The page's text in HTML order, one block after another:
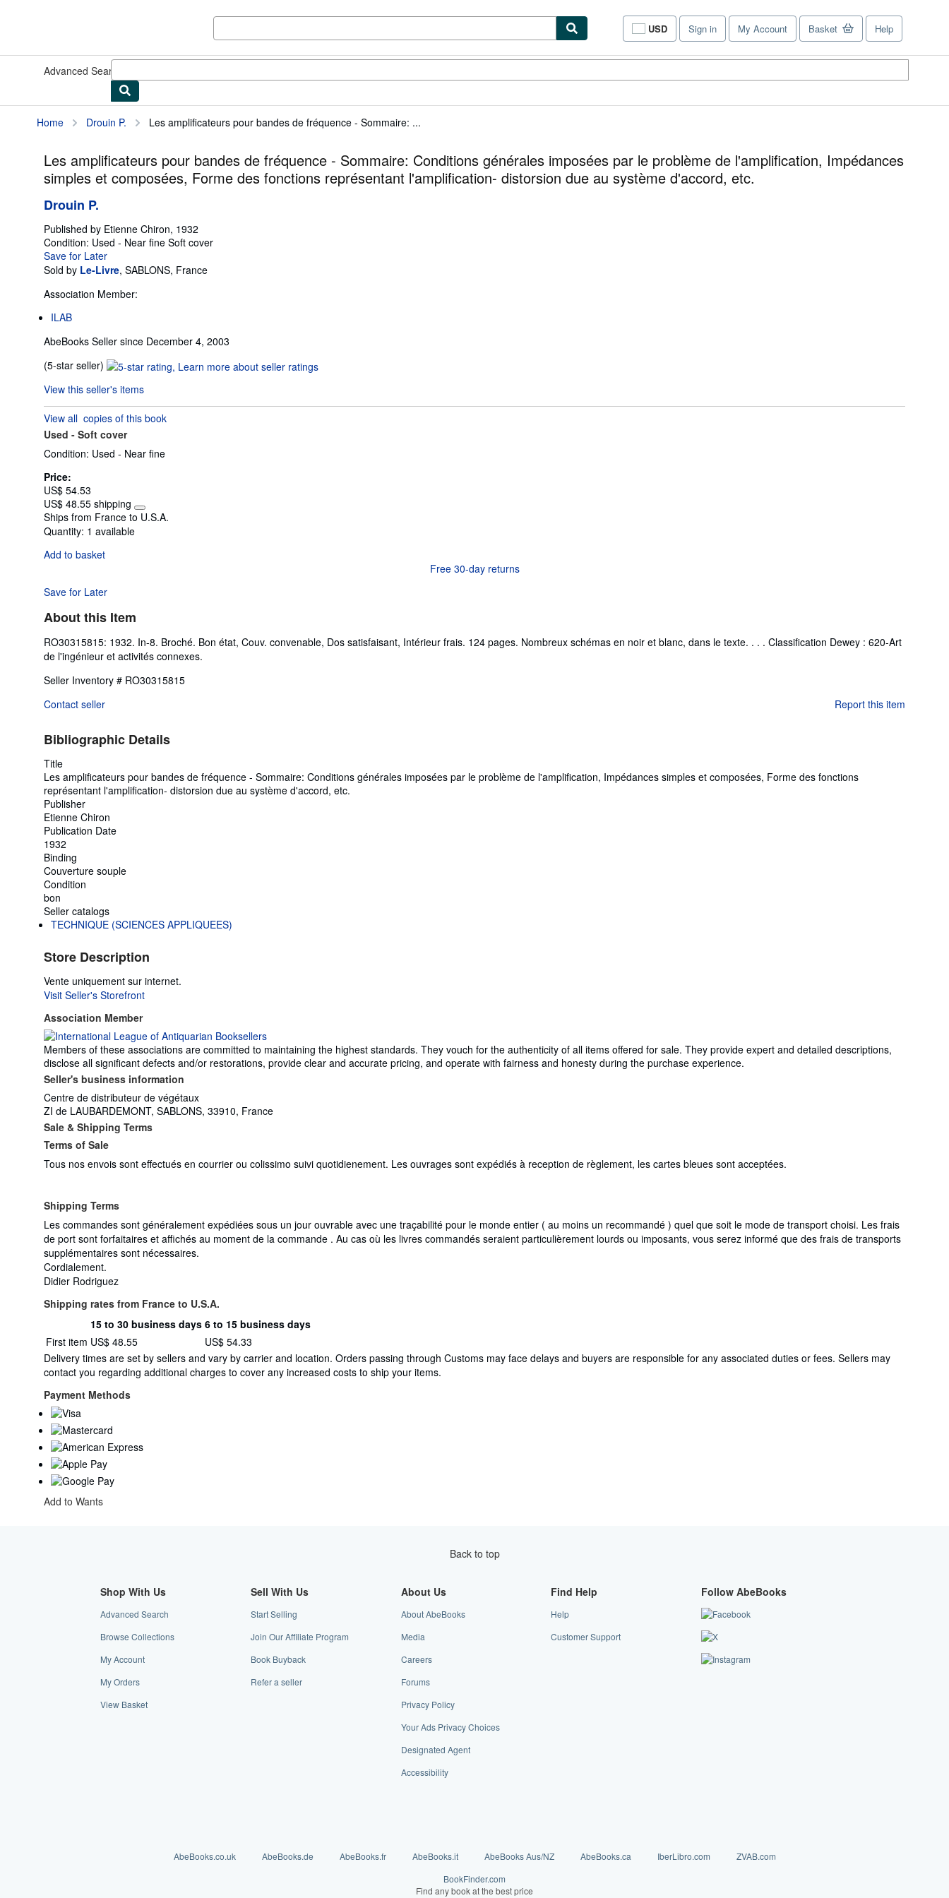
USD
Site
shopping
Sign in My Account Basket Help
Advanced Search
Home Drouin P. Les amplificateurs pour bandes de fréquence - Sommaire: ...
Les amplificateurs pour bandes de fréquence - Sommaire: Conditions générales imposées par le problème de l'amplification, Impédances
simples et composées, Forme des fonctions représentant l'amplification- distorsion due au système d'accord, etc.
Drouin P.
Published by Etienne Chiron, 1932
Condition: Used - Near fine Soft cover
Save for Later
Sold by Le-Livre, SABLONS, France
Association Member:
ILAB
AbeBooks Seller since December 4, 2003
(5-star seller) Seller
5
out
of
5
stars
View this seller's items
View all copies of this book
Used - Soft cover
Condition: Used - Near fine
Price:
US$ 54.53
US$ 48.55 shipping
Learn
more
Ships from France to U.S.A.
Quantity: 1 available
Add to basket
Free 30-day returns
Save for Later
About this Item
RO30315815: 1932. In-8. Broché. Bon état, Couv. convenable, Dos satisfaisant, Intérieur frais. 124 pages. Nombreux schémas en noir et blanc, dans le texte. . . . Classification Dewey : 620-Art
de l'ingénieur et activités connexes.
Seller Inventory # RO30315815
Contact seller
Report this item
Bibliographic Details
Title
Les amplificateurs pour bandes de fréquence - Sommaire: Conditions générales imposées par le problème de l'amplification, Impédances simples et composées, Forme des fonctions
représentant l'amplification- distorsion due au système d'accord, etc.
Publisher
Etienne Chiron
Publication Date
1932
Binding
Couverture souple
Condition
bon
Seller catalogs
TECHNIQUE (SCIENCES APPLIQUEES)
Store Description
Vente uniquement sur internet.
Visit Seller's Storefront
Association Member
Members of these associations are committed to maintaining the highest standards. They vouch for the authenticity of all items offered for sale. They provide expert and detailed descriptions,
disclose all significant defects and/or restorations, provide clear and accurate pricing, and operate with fairness and honesty during the purchase experience.
Seller's business information
Centre de distributeur de végétaux
ZI de LAUBARDEMONT, SABLONS, 33910, France
Sale & Shipping Terms
Terms of Sale
Tous nos envois sont effectués en courrier ou colissimo suivi quotidienement. Les ouvrages sont expédiés à reception de règlement, les cartes bleues sont acceptées.
Shipping Terms
Les commandes sont généralement expédiées sous un jour ouvrable avec une traçabilité pour le monde entier ( au moins un recommandé ) quel que soit le mode de transport choisi. Les frais
de port sont forfaitaires et affichés au moment de la commande . Au cas où les livres commandés seraient particulièrement lourds ou imposants, vous serez informé que des frais de transports
supplémentaires sont nécessaires.
Cordialement.
Didier Rodriguez
Shipping rates from France to U.S.A.
Shipping
rates
from
France
to
U.S.A.
Order
quantity
15 to 30 business days 6 to 15 business days
First item US$ 48.55
US$ 54.33
Delivery times are set by sellers and vary by carrier and location. Orders passing through Customs may face delays and buyers are responsible for any associated duties or fees. Sellers may
contact you regarding additional charges to cover any increased costs to ship your items.
Payment Methods
Add to Wants
Back to top
Shop With Us
Advanced Search
Browse Collections
My Account
My Orders
View Basket
Sell With Us
Start Selling
Join Our Affiliate Program
Book Buyback
Refer a seller
About Us
About AbeBooks
Media
Careers
Forums
Privacy Policy
Your Ads Privacy Choices
Designated Agent
Accessibility
Find Help
Help
Customer Support
Follow AbeBooks
AbeBooks.co.uk AbeBooks.de AbeBooks.fr AbeBooks.it AbeBooks Aus/NZ AbeBooks.ca IberLibro.com
ZVAB.com
BookFinder.com
Find any book at the best price